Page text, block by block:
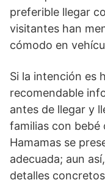
preferible llegar
visitantes han
cómodo en
Si la intención es
recomendable
antes de llegar y
familias con bebé
Hamamas se
adecuada; aun
detalles